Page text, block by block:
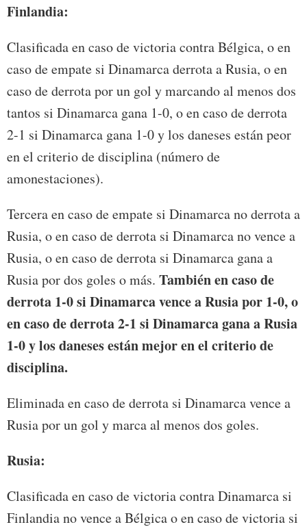
Finlandia:
Clasificada en caso de victoria contra Bélgica, o en
caso de empate si Dinamarca derrota a Rusia, o en
caso de derrota por un gol y marcando al menos dos
tantos si Dinamarca gana 1-0, o en caso de derrota
2-1 si Dinamarca gana 1-0 y los daneses están peor
en el criterio de disciplina (número de
amonestaciones).
Tercera en caso de empate si Dinamarca no derrota a
Rusia, o en caso de derrota si Dinamarca no vence a
Rusia, o en caso de derrota si Dinamarca gana a
Rusia por dos goles o más. También en caso de
derrota 1-0 si Dinamarca vence a Rusia por 1-0, o
en caso de derrota 2-1 si Dinamarca gana a Rusia
1-0 y los daneses están mejor en el criterio de
disciplina.
Eliminada en caso de derrota si Dinamarca vence a
Rusia por un gol y marca al menos dos goles.
Rusia:
Clasificada en caso de victoria contra Dinamarca si
Finlandia no vence a Bélgica o en caso de victoria si